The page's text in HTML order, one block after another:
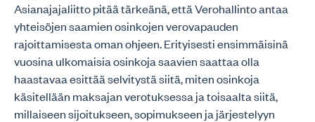
Asianajajaliitto pitää tärkeänä, että Verohallinto antaa
yhteisöjen saamien osinkojen verovapauden
rajoittamisesta oman ohjeen. Erityisesti ensimmäisinä
vuosina ulkomaisia osinkoja saavien saattaa olla
haastavaa esittää selvitystä siitä, miten osinkoja
käsitellään maksajan verotuksessa ja toisaalta siitä,
millaiseen sijoitukseen, sopimukseen ja järjestelyyn